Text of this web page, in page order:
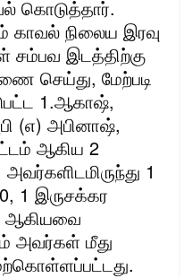
கொடுத்தார்.
காவல் நிலைய இரவு
சம்பவ இடத்திற்கு
செய்து, மேற்படி
1.ஆகாஷ்,
(எ) அபினாஷ்,
ஆகிய 2
1
1 இருசக்கர
ஆகியவை
அவர்கள் மீது